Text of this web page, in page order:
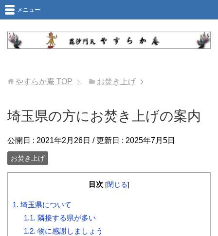
メニュー
やすらか庵 TOP お焚き上げ
埼玉県の方にお焚き上げの案内
公開日 : 2021年2月26日 / 更新日 : 2025年7月5日
お焚き上げ
目次 [閉じる]
1. 埼玉県について
1.1. 隣接する県が多い
1.2. 物に感謝しましょう